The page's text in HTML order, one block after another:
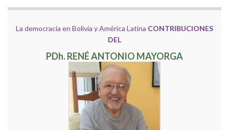
La democracia en Bolivia y América Latina CONTRIBUCIONES
DEL
PDh. RENÉ ANTONIO MAYORGA